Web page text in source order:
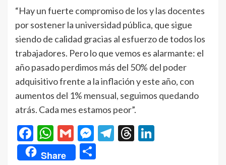
“Hay un fuerte compromiso de los y las docentes
por sostener la universidad pública, que sigue
siendo de calidad gracias al esfuerzo de todos los
trabajadores. Pero lo que vemos es alarmante: el
año pasado perdimos más del 50% del poder
adquisitivo frente a la inflación y este año, con
aumentos del 1% mensual, seguimos quedando
atrás. Cada mes estamos peor”.
Facebook
WhatsApp
GmailMessenger
Telegram
Threads
Share